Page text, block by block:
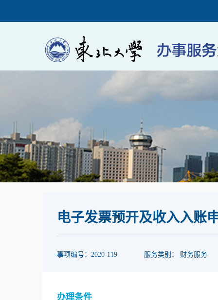
电子发票预开及收入入账
事项编号：2020-119 服务类别： 财务服务
办理条件